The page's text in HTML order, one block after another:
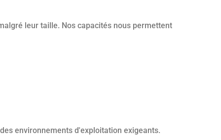
leur taille. Nos capacités nous permettent
environnements d'exploitation exigeants.